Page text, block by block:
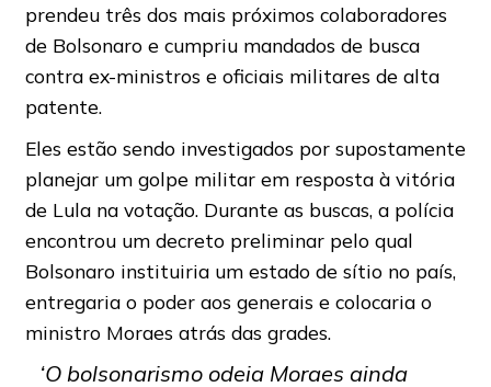
prendeu três dos mais próximos colaboradores
de Bolsonaro e cumpriu mandados de busca
contra ex-ministros e oficiais militares de alta
patente.
Eles estão sendo investigados por supostamente
planejar um golpe militar em resposta à vitória
de Lula na votação. Durante as buscas, a polícia
encontrou um decreto preliminar pelo qual
Bolsonaro instituiria um estado de sítio no país,
entregaria o poder aos generais e colocaria o
ministro Moraes atrás das grades.
‘O bolsonarismo odeia Moraes ainda